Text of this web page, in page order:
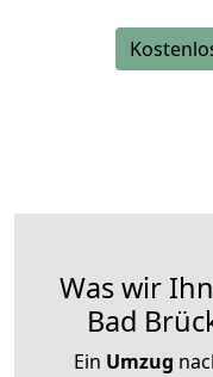
Was wir
Bad
Ein Umzug